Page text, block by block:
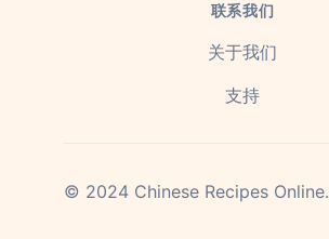
联系我们
关于我们
支持
© 2024 Chinese Recipes Online.